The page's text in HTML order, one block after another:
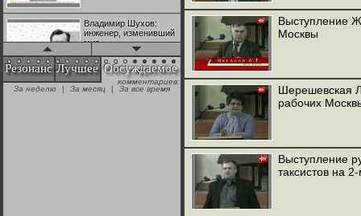
Владимир Шухов:
инженер, изменивший
мир
"Аркадий Коц" на
эгалите-фесте "Не
Резонанс Лучшее Обсуждаемое
комментариев:
За неделю
| За месяц | За все время
Выступление
Москвы
Шерешевская
рабочих
Выступление
таксистов на